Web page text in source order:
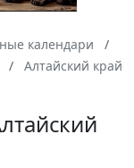
календари
Алтайский край